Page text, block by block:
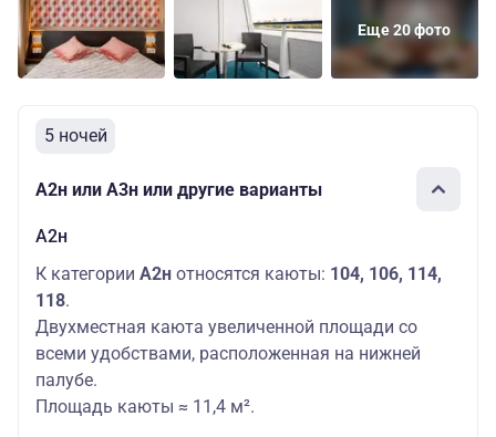
Еще 20 фото
5 ночей
А2н или А3н или другие варианты
А2н
К категории А2н относятся каюты: 104, 106, 114,
118.
Двухместная каюта увеличенной площади со
всеми удобствами, расположенная на нижней
палубе.
Площадь каюты ≈ 11,4 м².